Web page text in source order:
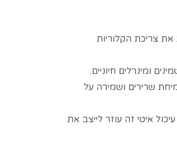
את צריכת הקלוריות
ומינרלים חיוניים.
שרירים ושמירה על
איטי זה עוזר לייצב את